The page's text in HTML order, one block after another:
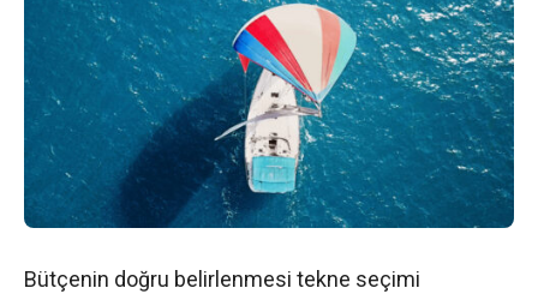
Bütçenin doğru belirlenmesi tekne seçimi